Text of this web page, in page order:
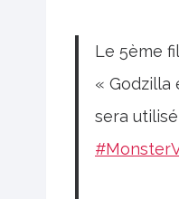
Le 5ème
« Godzilla
sera